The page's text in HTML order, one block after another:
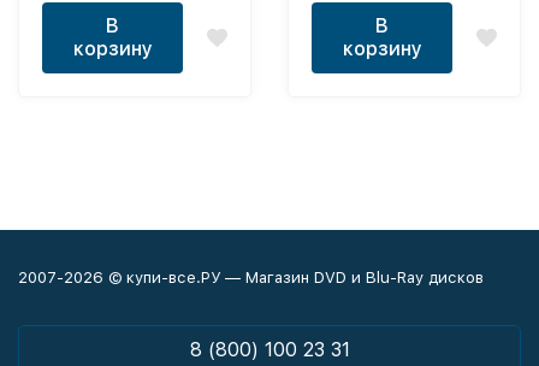
В
корзину
В
корзину
2007-2026 © купи-все.РУ — Магазин DVD и Blu-Ray дисков
8 (800) 100 23 31